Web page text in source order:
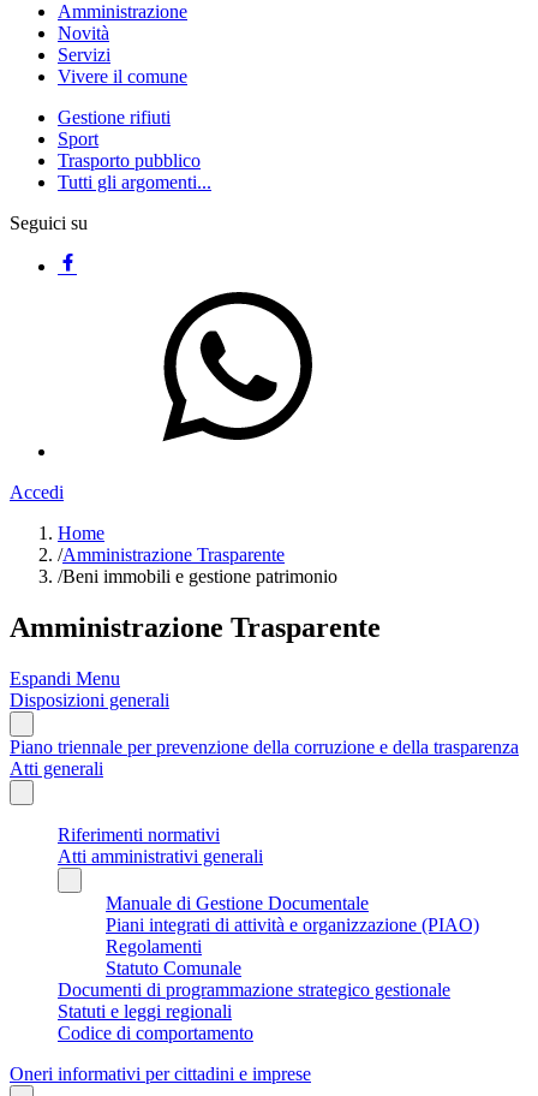
Amministrazione
Novità
Servizi
Vivere il comune
Gestione rifiuti
Sport
Trasporto pubblico
Tutti gli argomenti...
Seguici su
Accedi
Home
/Amministrazione Trasparente
/Beni immobili e gestione patrimonio
Amministrazione Trasparente
Espandi Menu
Disposizioni generali
Piano triennale per prevenzione della corruzione e della trasparenza
Atti generali
Riferimenti normativi
Atti amministrativi generali
Manuale di Gestione Documentale
Piani integrati di attività e organizzazione (PIAO)
Regolamenti
Statuto Comunale
Documenti di programmazione strategico gestionale
Statuti e leggi regionali
Codice di comportamento
Oneri informativi per cittadini e imprese